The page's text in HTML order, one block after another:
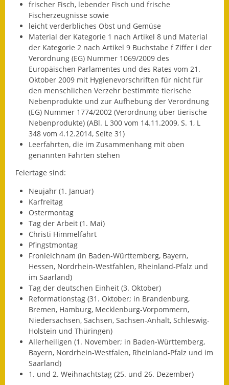
Eröffnungsbilanz
Getrennte
Abwassergebühr
Grundsteuerreform
Haushaltspläne
Jahresabschlüsse
Wasserversorgung
Heiraten in Notzingen
Was erledige ich wo?
Leben
Bauen und Wohnen
Baugebiete & Bauplätze
Bauwasser/Wasser/Abwasser
Bebauungspläne
frischer Fisch, lebender Fisch und frische
Fischerzeugnisse sowie
leicht verderbliches Obst und Gemüse
Material der Kategorie 1 nach Artikel 8 und Material
der Kategorie 2 nach Artikel 9 Buchstabe f Ziffer i der
Verordnung (EG) Nummer 1069/2009 des
Europäischen Parlamentes und des Rates vom 21.
Oktober 2009 mit Hygienevorschriften für nicht für
den menschlichen Verzehr bestimmte tierische
Nebenprodukte und zur Aufhebung der Verordnung
(EG) Nummer 1774/2002 (Verordnung über tierische
Nebenprodukte) (ABl. L 300 vom 14.11.2009, S. 1, L
348 vom 4.12.2014, Seite 31)
Leerfahrten, die im Zusammenhang mit oben
genannten Fahrten stehen
Feiertage sind:
Neujahr (1. Januar)
Karfreitag
Ostermontag
Tag der Arbeit (1. Mai)
Christi Himmelfahrt
Pfingstmontag
Fronleichnam (in Baden-Württemberg, Bayern,
Hessen, Nordrhein-Westfahlen, Rheinland-Pfalz und
im Saarland)
Tag der deutschen Einheit (3. Oktober)
Reformationstag (31. Oktober; in Brandenburg,
Bremen, Hamburg, Mecklenburg-Vorpommern,
Niedersachsen, Sachsen, Sachsen-Anhalt, Schleswig-
Holstein und Thüringen)
Allerheiligen (1. November; in Baden-Württemberg,
Bayern, Nordrhein-Westfalen, Rheinland-Pfalz und im
Saarland)
1. und 2. Weihnachtstag (25. und 26. Dezember)